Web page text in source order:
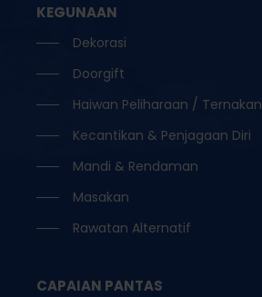
KEGUNAAN
Dekorasi
Doorgift
Haiwan Peliharaan / Ternakan
Kecantikan & Penjagaan Diri
Mandi & Rendaman
Masakan
Rawatan Alternatif
CAPAIAN PANTAS